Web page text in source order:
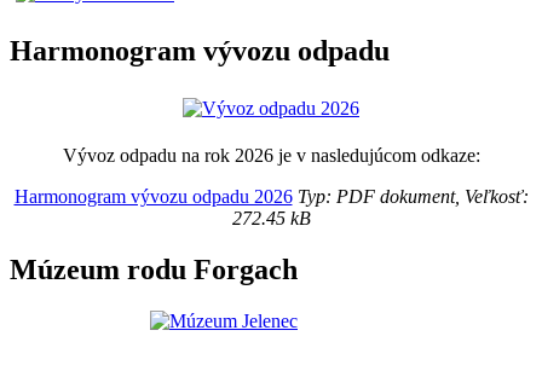
Harmonogram vývozu odpadu
Vývoz odpadu na rok 2026 je v nasledujúcom odkaze:
Harmonogram vývozu odpadu 2026Typ: PDF dokument, Veľkosť:
272.45 kB
Múzeum rodu Forgach